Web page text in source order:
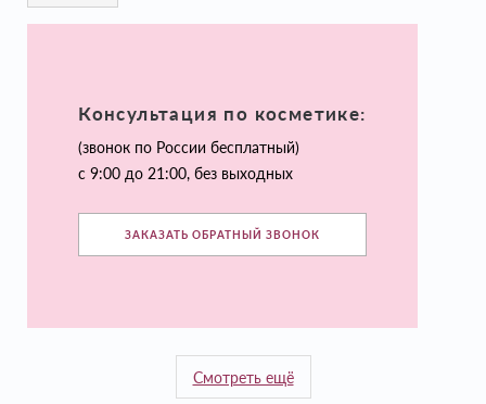
Консультация по косметике:
(звонок по России бесплатный)
с 9:00 до 21:00, без выходных
ЗАКАЗАТЬ ОБРАТНЫЙ ЗВОНОК
Смотреть ещё